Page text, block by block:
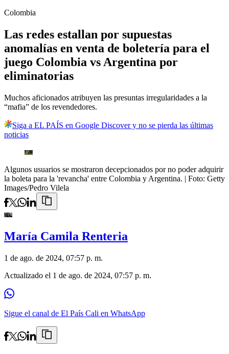
Colombia
Las redes estallan por supuestas
anomalías en venta de boletería para el
juego Colombia vs Argentina por
eliminatorias
Muchos aficionados atribuyen las presuntas irregularidades a la
“mafia” de los revendedores.
Siga a EL PAÍS en Google Discover y no se pierda las últimas
noticias
Algunos usuarios se mostraron decepcionados por no poder adquirir
la boleta para la 'revancha' entre Colombia y Argentina. | Foto: Getty
Images/Pedro Vilela
María Camila Renteria
1 de ago. de 2024, 07:57 p. m.
Actualizado el 1 de ago. de 2024, 07:57 p. m.
Sigue el canal de El País Cali en WhatsApp